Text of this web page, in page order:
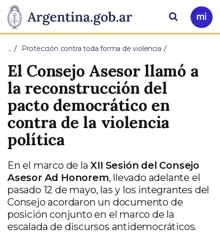
Presidencia
de
la
Nación
Pasar al contenido principal
Ir
a
Buscar
… Protección contra toda forma de violencia
El Consejo Asesor llamó a
la reconstrucción del
pacto democrático en
contra de la violencia
política
En el marco de laXII Sesión del Consejo
Asesor Ad Honorem, llevado adelante el
pasado 12 de mayo, las y los integrantes del
Consejo acordaron un documento de
posición conjunto en el marco de la
escalada de discursos antidemocráticos.